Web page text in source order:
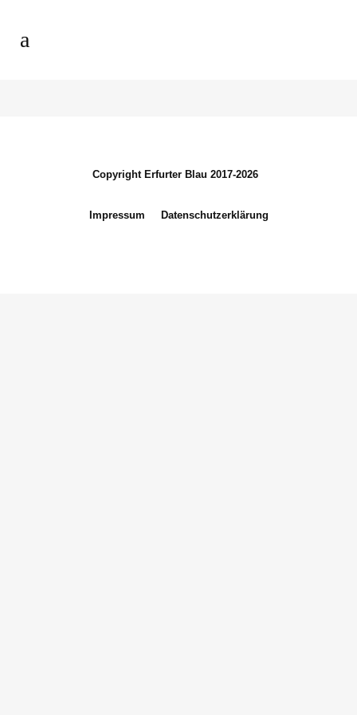
Copyright Erfurter Blau 2017-2026
Impressum Datenschutzerklärung